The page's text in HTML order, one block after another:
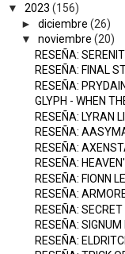
▼ 2023 (156)
► diciembre (26)
▼
noviembre (20)
RESEÑA:
RESEÑA: FINAL
RESEÑA:
GLYPH - WHEN
RESEÑA: LYRAN
RESEÑA:
RESEÑA:
RESEÑA:
RESEÑA: FIONN
RESEÑA:
RESEÑA:
RESEÑA:
RESEÑA: